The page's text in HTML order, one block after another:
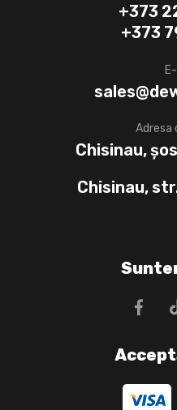
+373
+373
Adresa
Chisinau,
Chisinau,